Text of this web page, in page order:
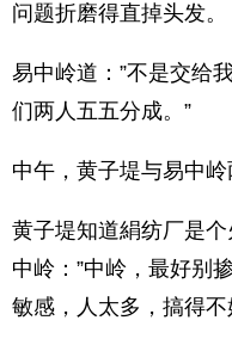
问题折磨得直掉头发。
易中岭道：”不是交给
们两人五五分成。”
中午，黄子堤与易中岭
黄子堤知道絹纺厂是
中岭：”中岭，最好别
敏感，人太多，搞得